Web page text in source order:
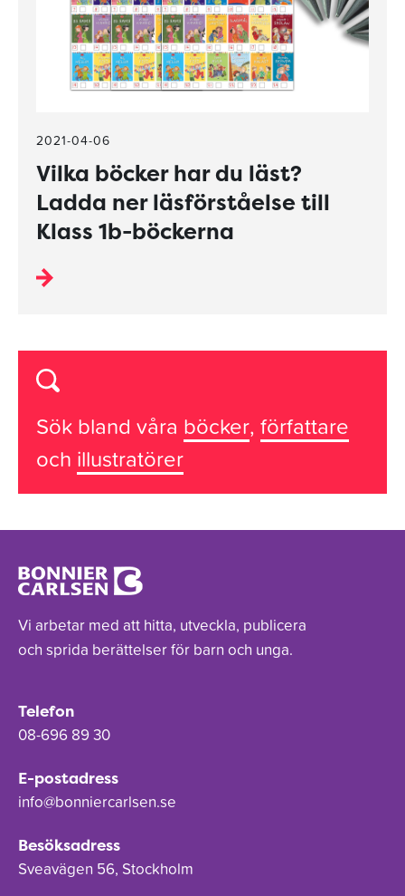
2021-04-06
Vilka böcker har du läst?
Ladda ner läsförståelse till
Klass 1b-böckerna
Sök bland våra böcker, författare
och illustratörer
Vi arbetar med att hitta, utveckla, publicera
och sprida berättelser för barn och unga.
Telefon
08-696 89 30
E-postadress
info@bonniercarlsen.se
Besöksadress
Sveavägen 56, Stockholm